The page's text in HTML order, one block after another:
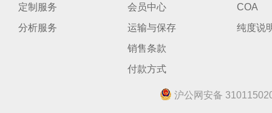
定制服务
分析服务
会员中心
运输与保存
销售条款
付款方式
COA
纯度说
沪公网安备